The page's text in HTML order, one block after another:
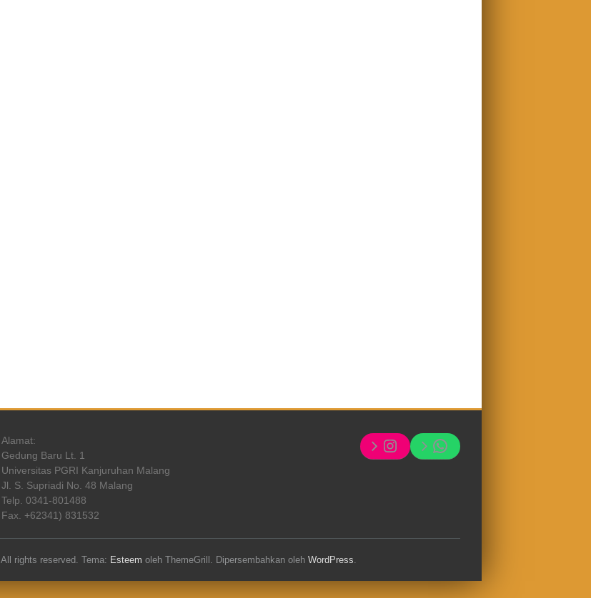
Alamat:
Gedung Baru Lt. 1
Universitas PGRI Kanjuruhan Malang
Jl. S. Supriadi No. 48 Malang
Telp. 0341-801488
Fax. +62341) 831532
InstagramWhatsapp
. All rights reserved. Tema: Esteem oleh ThemeGrill. Dipersembahkan oleh WordPress